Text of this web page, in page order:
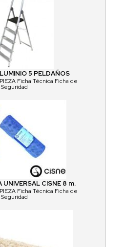
5 PELDAÑOS
Ficha Técnica Ficha de
Seguridad
UNIVERSAL CISNE 8 m.
Ficha Técnica Ficha de
Seguridad